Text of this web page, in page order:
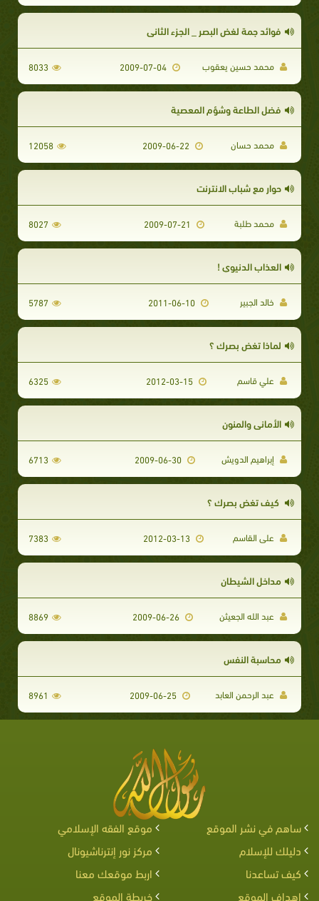
فوائد جمة لغض البصر _ الجزء الثاني
محمد حسين يعقوب 8033
فضل الطاعة وشؤم المعصية
محمد حسان 12058
حوار مع شباب الانترنت
محمد طلبة 8027
العذاب الدنيوي !
خالد الجبير 5787
لماذا تغض بصرك ؟
علي قاسم 6325
الأماني والمنون
إبراهيم الدويش 2009-06-30
6713
كيف تغض بصرك ؟
على القاسم 2012-03-13
7383
مداخل الشيطان
عبد الله الجعيثن 8869
محاسبة النفس
عبد الرحمن العابد 2009-06-25
8961
ساهم في نشر الموقع
موقع الفقه الإسلامي
دليلك للإسلام
مركز نور إنترناشيونال
كيف تساعدنا
اربط موقعك معنا
اهداف الموقع
خريطة الموقع